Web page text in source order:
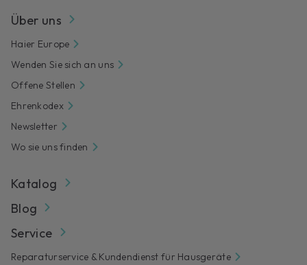
Über uns
Haier Europe
Wenden Sie sich an uns
Offene Stellen
Ehrenkodex
Newsletter
Wo sie uns finden
Katalog
Blog
Service
Reparaturservice & Kundendienst für Hausgeräte